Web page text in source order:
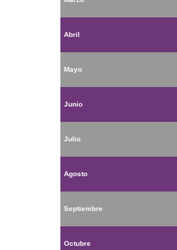
Abril
Mayo
Junio
Julio
Agosto
Septiembre
Octubre